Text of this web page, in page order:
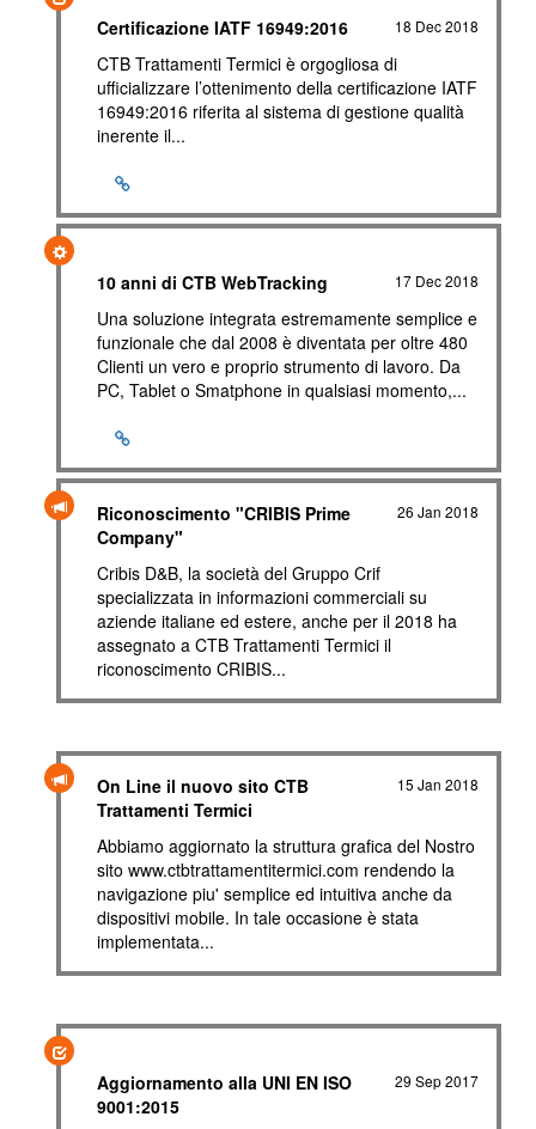
18 Dec 2018
Certificazione IATF 16949:2016
CTB Trattamenti Termici è orgogliosa di
ufficializzare l’ottenimento della certificazione IATF
16949:2016 riferita al sistema di gestione qualità
inerente il...
17 Dec 2018
10 anni di CTB WebTracking
Una soluzione integrata estremamente semplice e
funzionale che dal 2008 è diventata per oltre 480
Clienti un vero e proprio strumento di lavoro. Da
PC, Tablet o Smatphone in qualsiasi momento,...
26 Jan 2018
Riconoscimento "CRIBIS Prime
Company"
Cribis D&B, la società del Gruppo Crif
specializzata in informazioni commerciali su
aziende italiane ed estere, anche per il 2018 ha
assegnato a CTB Trattamenti Termici il
riconoscimento CRIBIS...
15 Jan 2018
On Line il nuovo sito CTB
Trattamenti Termici
Abbiamo aggiornato la struttura grafica del Nostro
sito www.ctbtrattamentitermici.com rendendo la
navigazione piu' semplice ed intuitiva anche da
dispositivi mobile. In tale occasione è stata
implementata...
29 Sep 2017
Aggiornamento alla UNI EN ISO
9001:2015